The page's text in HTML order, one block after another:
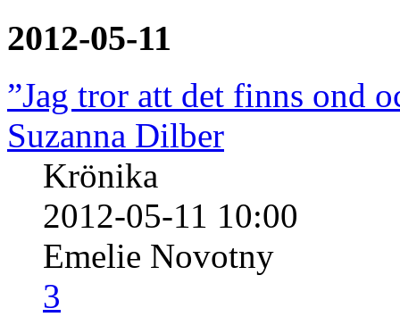
2012-05-11
”Jag tror att det finns ond
Suzanna Dilber
Krönika
2012-05-11 10:00
Emelie Novotny
3